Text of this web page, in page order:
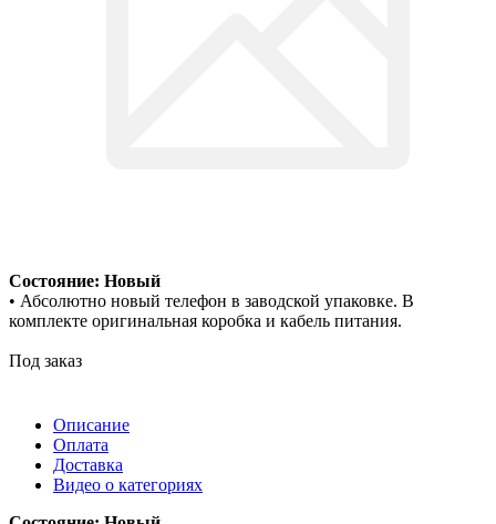
Состояние: Новый
• Абсолютно новый телефон в заводской упаковке. В
комплекте оригинальная коробка и кабель питания.
Под заказ
Описание
Оплата
Доставка
Видео о категориях